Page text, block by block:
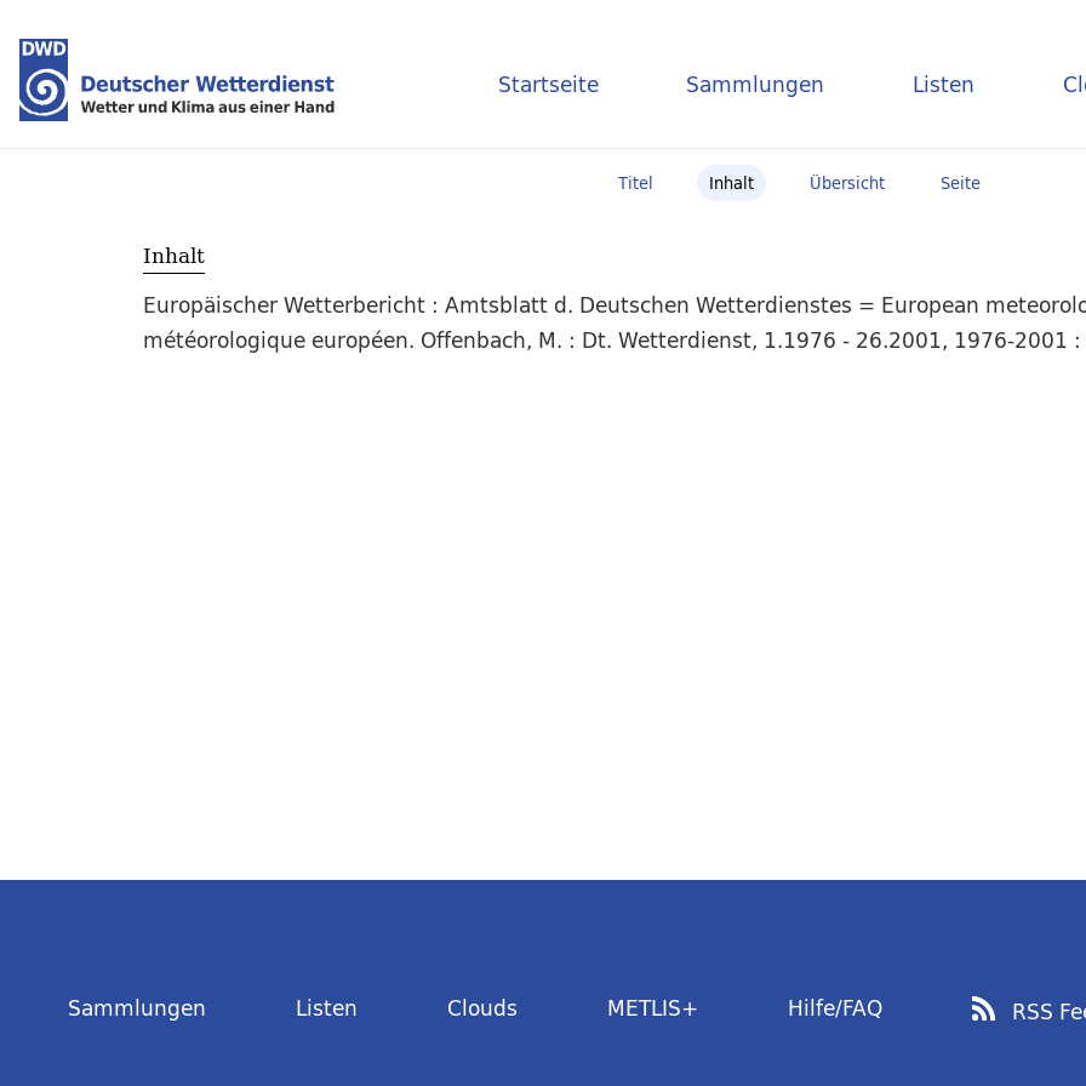
Startseite Sammlungen Listen
Titel Inhalt Übersicht Seite
Inhalt
Europäischer Wetterbericht : Amtsblatt d. Deutschen Wetterdienstes = European
météorologique européen. Offenbach, M. : Dt. Wetterdienst, 1.1976 - 26.2001, 1976-2001
Sammlungen Listen Clouds METLIS+ Hilfe/FAQ RSS